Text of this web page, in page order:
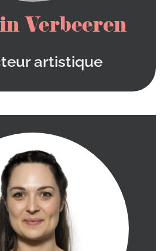
Verbeeren
artistique